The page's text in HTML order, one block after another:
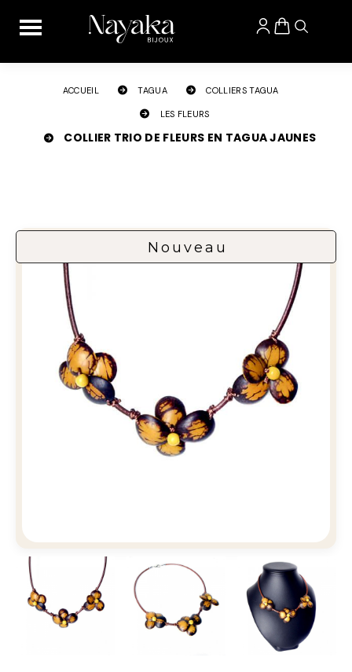
ACCUEIL TAGUA COLLIERS TAGUA
LES FLEURS
COLLIER TRIO DE FLEURS EN TAGUA JAUNES
Nouveau